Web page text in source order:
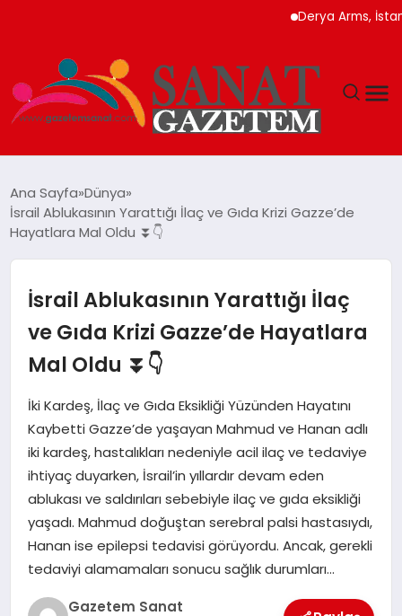
Derya Arms, İstanbul
TEKNOLOJI
YAŞAM
EKONOMI
SAĞLIK
DÜNYA
EĞITIM
Ana Sayfa Dünya
İsrail Ablukasının Yarattığı İlaç ve Gıda Krizi Gazze’de
Hayatlara Mal Oldu ⏬👇
İsrail Ablukasının Yarattığı İlaç
ve Gıda Krizi Gazze’de Hayatlara
Mal Oldu ⏬👇
İki Kardeş, İlaç ve Gıda Eksikliği Yüzünden Hayatını
Kaybetti Gazze’de yaşayan Mahmud ve Hanan adlı
iki kardeş, hastalıkları nedeniyle acil ilaç ve tedaviye
ihtiyaç duyarken, İsrail’in yıllardır devam eden
ablukası ve saldırıları sebebiyle ilaç ve gıda eksikliği
yaşadı. Mahmud doğuştan serebral palsi hastasıydı,
Hanan ise epilepsi tedavisi görüyordu. Ancak, gerekli
tedaviyi alamamaları sonucu sağlık durumları…
Gazetem Sanat